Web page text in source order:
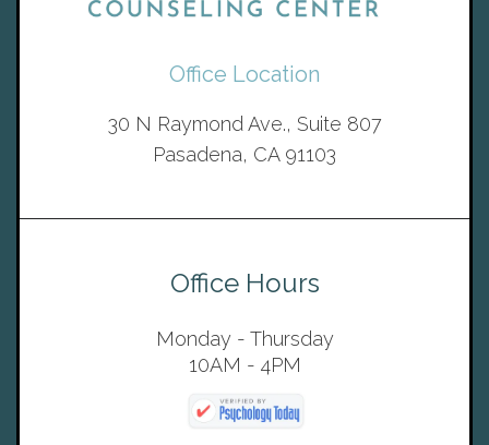
Office Location
30 N Raymond Ave., Suite 807
Pasadena, CA 91103
Office Hours
Monday - Thursday
10AM - 4PM